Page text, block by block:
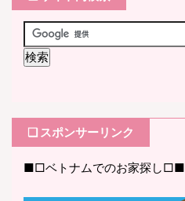
❏ スポンサーリンク
■□ベトナムでのお家探し□■